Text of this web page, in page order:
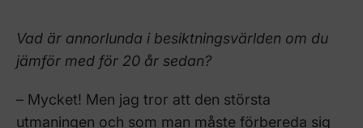
Vad är annorlunda i besiktningsvärlden om du
jämför med för 20 år sedan?
– Mycket! Men jag tror att den största
utmaningen och som man måste förbereda sig